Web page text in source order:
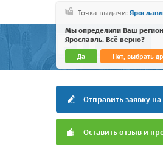
Точка выдачи:
Мы определили Ваш
Ярославль. Всё верно?
Да Нет, выбрать
Отправить заявку
Оставить отзыв и